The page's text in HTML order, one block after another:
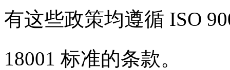
有这些政策均遵循 ISO
18001 标准的条款。